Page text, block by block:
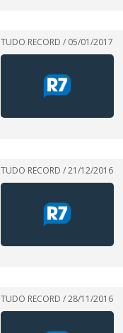
TUDO RECORD / 05/01/2017
TUDO RECORD /21/12/2016
TUDO RECORD /28/11/2016